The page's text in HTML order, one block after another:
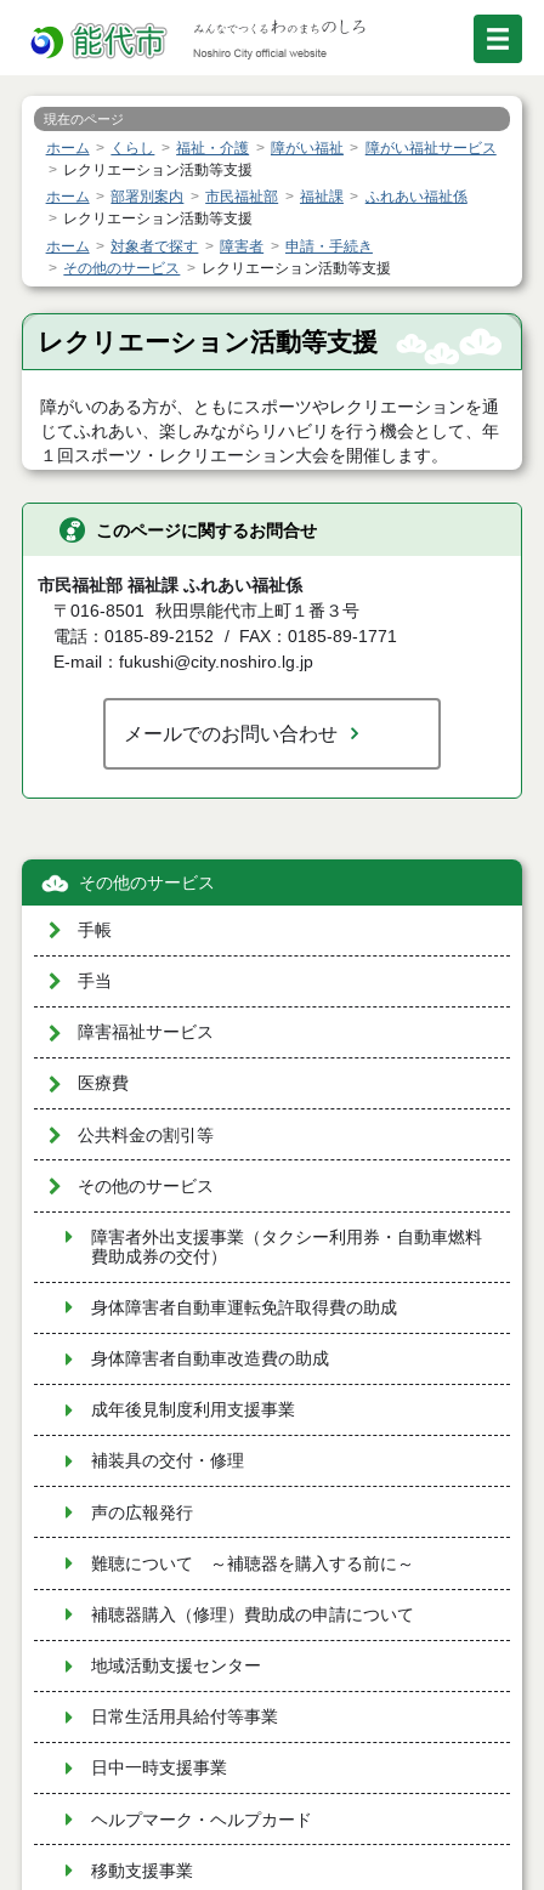
現在のページ
ホーム くらし 福祉・介護 障がい福祉
障がい福祉サービス
レクリエーション活動等支援
ホーム
部署別案内 市民福祉部 福祉課
ふれあい福祉係
レクリエーション活動等支援
ホーム
対象者で探す 障害者
申請・手続き
その他のサービス
レクリエーション活動等支援
レクリエーション活動等支援
障がいのある方が、ともにスポーツやレクリエーションを通
じてふれあい、楽しみながらリハビリを行う機会として、年
１回スポーツ・レクリエーション大会を開催します。
このページに関するお問合せ
市民福祉部 福祉課 ふれあい福祉係
〒016-8501 秋田県能代市上町１番３号
電話：0185-89-2152
FAX：0185-89-1771
E-mail：fukushi@city.noshiro.lg.jp
メールでのお問い合わせ
その他のサービス
手帳
手当
障害福祉サービス
医療費
公共料金の割引等
その他のサービス
障害者外出支援事業（タクシー利用券・自動車燃料
費助成券の交付）
身体障害者自動車運転免許取得費の助成
身体障害者自動車改造費の助成
成年後見制度利用支援事業
補装具の交付・修理
声の広報発行
難聴について ～補聴器を購入する前に～
補聴器購入（修理）費助成の申請について
地域活動支援センター
日常生活用具給付等事業
日中一時支援事業
ヘルプマーク・ヘルプカード
移動支援事業